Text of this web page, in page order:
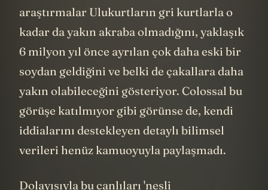
Hatta işin ilginç yanı, bazı önemli bilimsel
araştırmalar Ulukurtların gri kurtlarla o
kadar da yakın akraba olmadığını, yaklaşık
6 milyon yıl önce ayrılan çok daha eski bir
soydan geldiğini ve belki de çakallara daha
yakın olabileceğini gösteriyor. Colossal bu
görüşe katılmıyor gibi görünse de, kendi
iddialarını destekleyen detaylı bilimsel